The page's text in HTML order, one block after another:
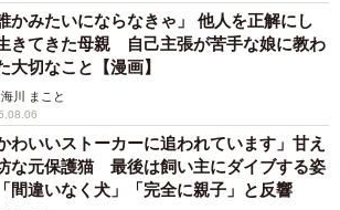
誰かみたいにならなきゃ」 他人を正解にし
きてきた母親 自己主張が苦手な娘に教わ
大切なこと【漫画】
海川 まこと
かわいいストーカーに追われています」甘え
な元保護猫 最後は飼い主にダイブする姿
間違いなく犬」「完全に親子」と反響